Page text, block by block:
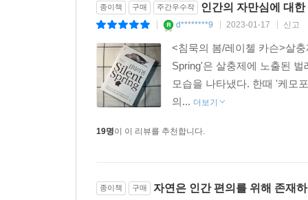
출간 50년 만에 다시 만나는 『침묵의 봄』!
미국에서 1962년 처음 발간된 이 책은, 그간 우
정식 한국어 저작권 계약을 맺은 최초의 책이
변화시킨 100인 중 한 사람이고, 이 책이 21세기
여전히 미흡한 수준이어서 안타깝기 그지없다.
레이첼 카슨이 『침묵의 봄』을 집필하게 된 직
종이책 구매 주간우수작 인간의 자만심에 대한
d********9 2023-01-17 신고
<침묵의 봄/레이첼 카슨>살
Spring'은 살충제에 노출된
모습을 나타냈다. 한때 '케모
의... 더보기
19명이 이 리뷰를 추천합니다.
종이책 구매 자연은 인간 편의를 위해 존재